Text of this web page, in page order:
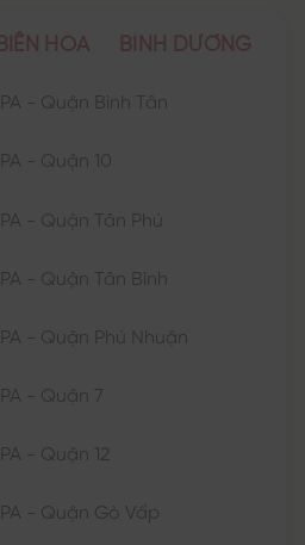
HÒA BÌNH DƯƠNG
- Quận Bình Tân
- Quận 10
- Quận Tân Phú
- Quận Tân Bình
- Quận Phú Nhuận
- Quận 7
- Quận 12
- Quận Gò Vấp